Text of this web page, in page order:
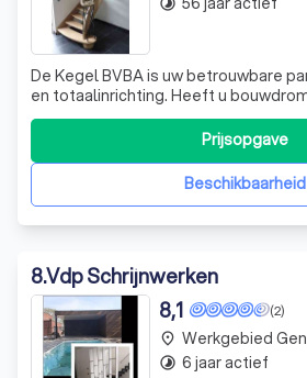
De Kegel BVBA is uw betrouwbare
en totaalinrichting. Heeft u
graag deze te realiseren. Of het nu
dakbedekking, schrijnwerk, sanitair,
parket of schilderwerken, wij zorgen
opvolging van budget, tiBeschikbaarheid
Prijsopgave
8.Vdp Schrijnwerken
(2)
8,1
place
timelapse 6 jaar actief